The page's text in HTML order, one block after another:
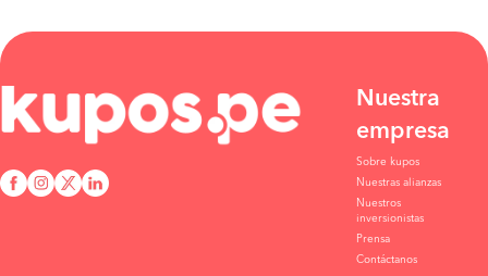
Nuestra
empresa
Sobre kupos
Nuestras alianzas
Nuestros
inversionistas
Prensa
Contáctanos